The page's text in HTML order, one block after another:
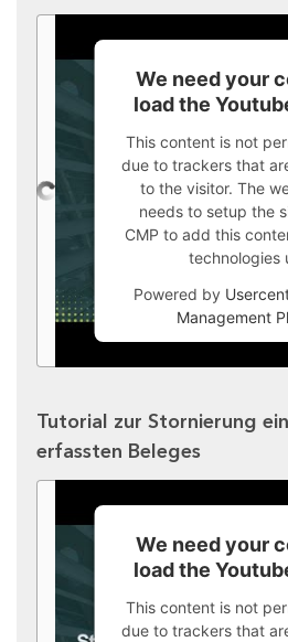
We need your
load the
This content is not
due to trackers that
to the visitor. The
needs to setup the
CMP to add this
technologies
Powered by
Management
Tutorial zur Stornierung
erfassten Beleges
We need your
load the
This content is not
due to trackers that